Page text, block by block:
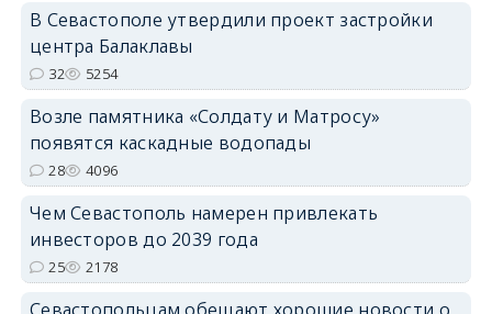
В Севастополе утвердили проект застройки
центра Балаклавы
32 5254
Возле памятника «Солдату и Матросу»
появятся каскадные водопады
28 4096
Чем Севастополь намерен привлекать
инвесторов до 2039 года
25 2178